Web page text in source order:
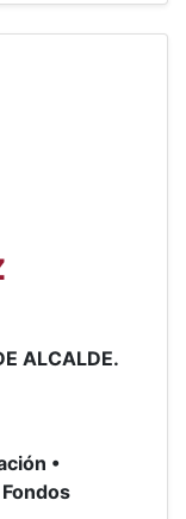
ALCALDE.
•